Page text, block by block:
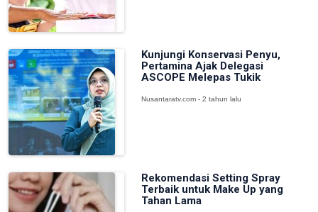
Kunjungi Konservasi Penyu,
Pertamina Ajak Delegasi
ASCOPE Melepas Tukik
Nusantaratv.com - 2 tahun lalu
Rekomendasi Setting Spray
Terbaik untuk Make Up yang
Tahan Lama